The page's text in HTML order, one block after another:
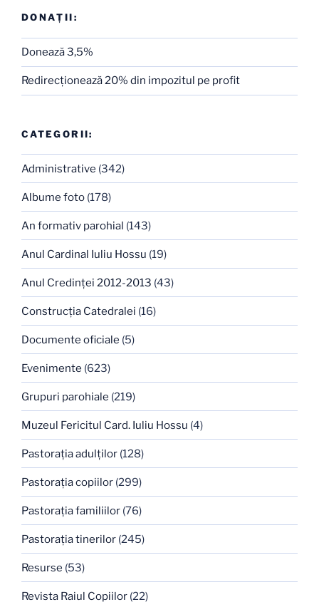
DONAȚII:
Donează 3,5%
Redirecţionează 20% din impozitul pe profit
CATEGORII:
Administrative (342)
Albume foto (178)
An formativ parohial (143)
Anul Cardinal Iuliu Hossu (19)
Anul Credinţei 2012-2013 (43)
Construcţia Catedralei (16)
Documente oficiale (5)
Evenimente (623)
Grupuri parohiale (219)
Muzeul Fericitul Card. Iuliu Hossu (4)
Pastoraţia adulţilor (128)
Pastoraţia copiilor (299)
Pastoraţia familiilor (76)
Pastoraţia tinerilor (245)
Resurse (53)
Revista Raiul Copiilor (22)